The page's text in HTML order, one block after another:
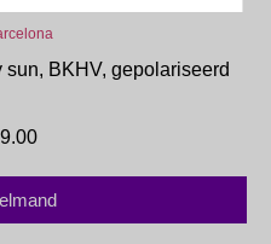
BKHV, gepolariseerd